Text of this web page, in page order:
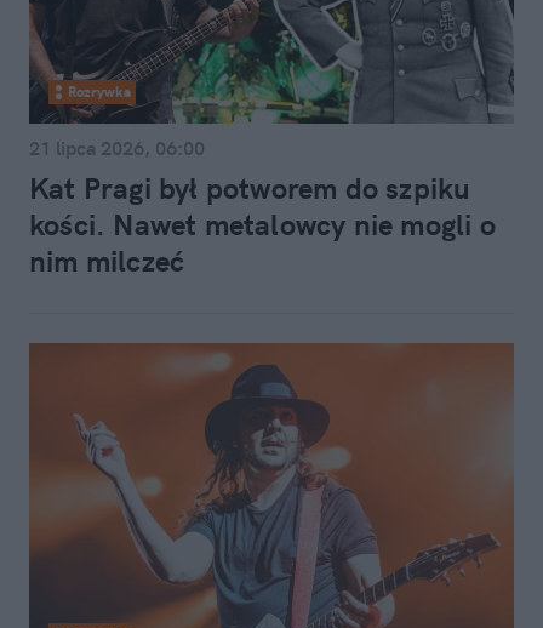
Rozrywka
21 lipca 2026, 06:00
Kat Pragi był potworem do szpiku
kości. Nawet metalowcy nie mogli o
nim milczeć